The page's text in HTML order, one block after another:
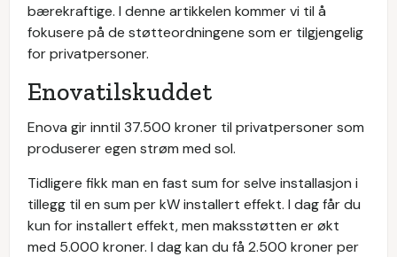
bærekraftige. I denne artikkelen kommer vi til å
fokusere på de støtteordningene som er tilgjengelig
for privatpersoner.
Enovatilskuddet
Enova gir inntil 37.500 kroner til privatpersoner som
produserer egen strøm med sol.
Tidligere fikk man en fast sum for selve installasjon i
tillegg til en sum per kW installert effekt. I dag får du
kun for installert effekt, men maksstøtten er økt
med 5.000 kroner. I dag kan du få 2.500 kroner per